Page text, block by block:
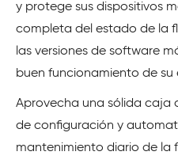
y protege sus dispositivos
completa del estado de la
las versiones de software
buen funcionamiento de su
Aprovecha una sólida caja
de configuración y
mantenimiento diario de la